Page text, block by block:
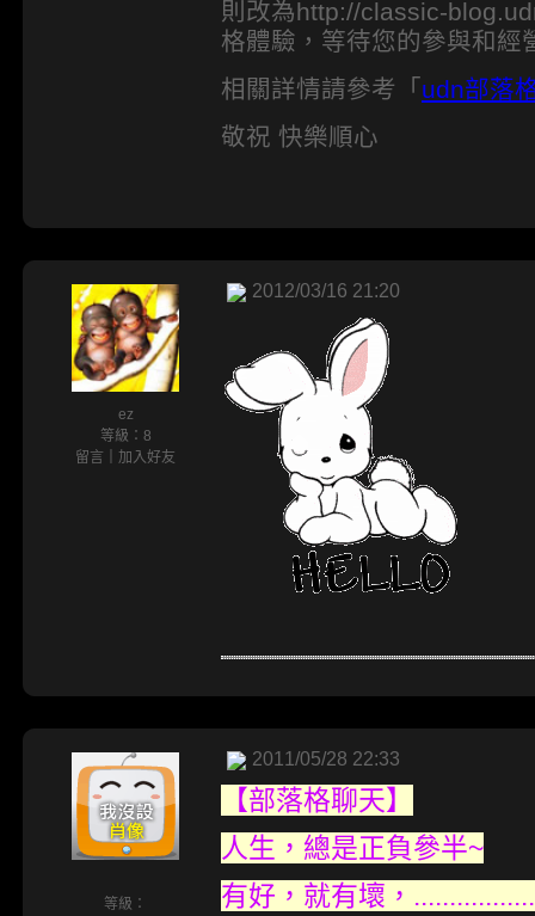
則改為http://classic-
格體驗，等待您的參與和經
相關詳情請參考「 udn部落
敬祝 快樂順心
ez
等級：8
留言
加入好友
2012/03/16 21:20
等級：
2011/05/28 22:33
【部落格聊天】
人生，總是正負參半~
有好，就有壞，